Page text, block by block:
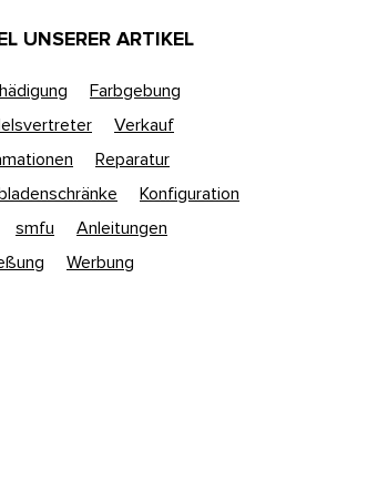
UNSERER ARTIKEL
Farbgebung
Verkauf
Reparatur
Konfiguration
smfu
Anleitungen
Werbung